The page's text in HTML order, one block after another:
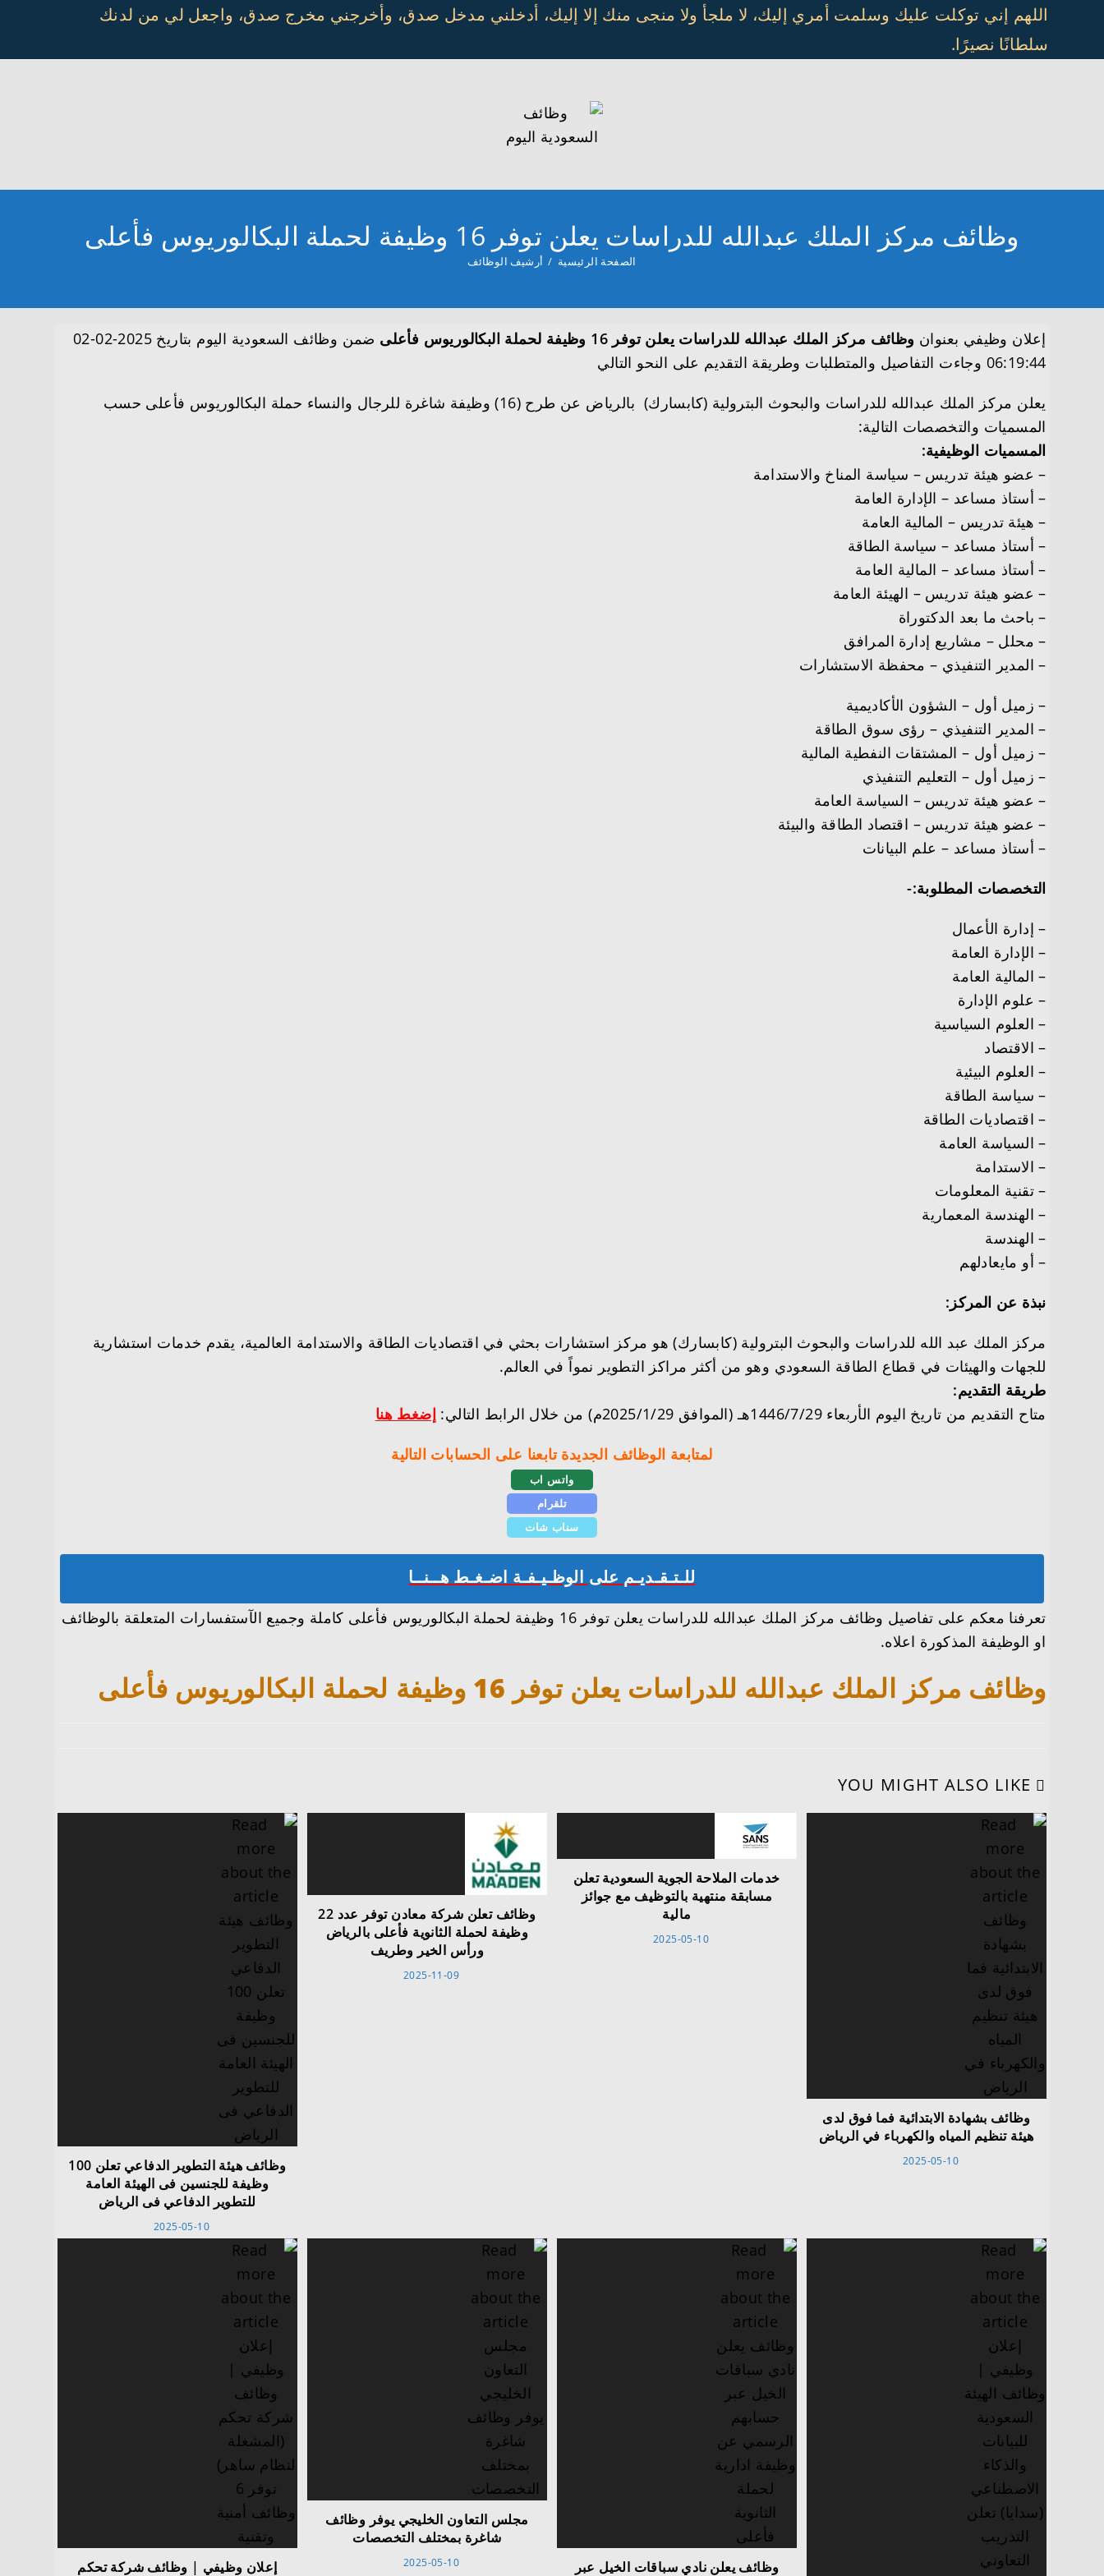
content
اللهم إني توكلت عليك وسلمت أمري إليك، لا ملجأ ولا منجى منك إلا إليك، أدخلني مدخل صدق، وأخرجني مخرج صدق، واجعل لي من لدنك
سلطانًا نصيرًا.
وظائف مركز الملك عبدالله للدراسات يعلن توفر 16 وظيفة لحملة البكالوريوس فأعلى
الصفحة الرئيسية / أرشيف الوظائف
إعلان وظيفي بعنوان وظائف مركز الملك عبدالله للدراسات يعلن توفر 16 وظيفة لحملة البكالوريوس فأعلى
ضمن وظائف السعودية اليوم بتاريخ 2025-02-02
06:19:44 وجاءت التفاصيل والمتطلبات وطريقة التقديم على النحو التالي
يعلن مركز الملك عبدالله للدراسات والبحوث البترولية (كابسارك) بالرياض
عن طرح (16) وظيفة شاغرة للرجال والنساء حملة البكالوريوس فأعلى حسب
المسميات والتخصصات التالية:
المسميات الوظيفية:
– عضو هيئة تدريس – سياسة المناخ والاستدامة
– أستاذ مساعد – الإدارة العامة
– هيئة تدريس – المالية العامة
– أستاذ مساعد – سياسة الطاقة
– أستاذ مساعد – المالية العامة
– عضو هيئة تدريس – الهيئة العامة
– باحث ما بعد الدكتوراة
– محلل – مشاريع إدارة المرافق
– المدير التنفيذي – محفظة الاستشارات
– زميل أول – الشؤون الأكاديمية
– المدير التنفيذي – رؤى سوق الطاقة
– زميل أول – المشتقات النفطية المالية
– زميل أول – التعليم التنفيذي
– عضو هيئة تدريس – السياسة العامة
– عضو هيئة تدريس – اقتصاد الطاقة والبيئة
– أستاذ مساعد – علم البيانات
التخصصات المطلوبة:-
– إدارة الأعمال
– الإدارة العامة
– المالية العامة
– علوم الإدارة
– العلوم السياسية
– الاقتصاد
– العلوم البيئية
– سياسة الطاقة
– اقتصاديات الطاقة
– السياسة العامة
– الاستدامة
– تقنية المعلومات
– الهندسة المعمارية
– الهندسة
– أو مايعادلهم
نبذة عن المركز:
مركز الملك عبد الله للدراسات والبحوث البترولية (كابسارك) هو مركز استشارات بحثي في اقتصاديات الطاقة والاستدامة العالمية، يقدم خدمات استشارية
للجهات والهيئات في قطاع الطاقة السعودي وهو من أكثر مراكز التطوير نمواً في العالم.
طريقة التقديم:
متاح التقديم من تاريخ اليوم الأربعاء 1446/7/29هـ (الموافق 2025/1/29م) من خلال الرابط التالي:
إضغط هنا
لمتابعة الوظائف الجديدة تابعنا على الحسابات التالية
واتس اب
تلقرام
سناب شات
للـتـقـديـم على الوظـيـفـة اضـغـط هــنــا
تعرفنا معكم على تفاصيل وظائف مركز الملك عبدالله للدراسات يعلن توفر 16 وظيفة لحملة البكالوريوس فأعلى كاملة وجميع الآستفسارات المتعلقة بالوظائف
او الوظيفة المذكورة اعلاه.
وظائف مركز الملك عبدالله للدراسات يعلن توفر 16 وظيفة لحملة البكالوريوس فأعلى
YOU MIGHT ALSO LIKE
وظائف هيئة التطوير الدفاعي تعلن 100
وظيفة للجنسين فى الهيئة العامة
للتطوير الدفاعي فى الرياض
2025-05-10
وظائف تعلن شركة معادن توفر عدد 22
وظيفة لحملة الثانوية فأعلى بالرياض
ورأس الخير وطريف
2025-11-09
خدمات الملاحة الجوية السعودية تعلن
مسابقة منتهية بالتوظيف مع جوائز
مالية
2025-05-10
وظائف بشهادة الابتدائية فما فوق لدى
هيئة تنظيم المياه والكهرباء في الرياض
2025-05-10
إعلان وظيفي | وظائف شركة تحكم
مجلس التعاون الخليجي يوفر وظائف
شاغرة بمختلف التخصصات
2025-05-10 وظائف يعلن نادي سباقات الخيل عبر